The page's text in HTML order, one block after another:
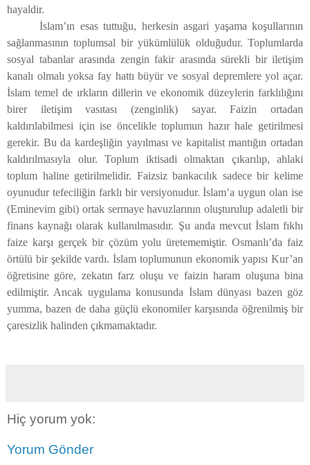
hayaldir.
İslam’ın esas tuttuğu, herkesin asgari yaşama koşullarının
sağlanmasının toplumsal bir yükümlülük olduğudur. Toplumlarda
sosyal tabanlar arasında zengin fakir arasında sürekli bir iletişim
kanalı olmalı yoksa fay hattı büyür ve sosyal depremlere yol açar.
İslam temel de ırkların dillerin ve ekonomik düzeylerin farklılığını
birer iletişim vasıtası (zenginlik) sayar. Faizin ortadan
kaldırılabilmesi için ise öncelikle toplumun hazır hale getirilmesi
gerekir. Bu da kardeşliğin yayılması ve kapitalist mantığın ortadan
kaldırılmasıyla olur. Toplum iktisadi olmaktan çıkarılıp, ahlaki
toplum haline getirilmelidir. Faizsiz bankacılık sadece bir kelime
oyunudur tefeciliğin farklı bir versiyonudur. İslam’a uygun olan ise
(Eminevim gibi) ortak sermaye havuzlarının oluşturulup adaletli bir
finans kaynağı olarak kullanılmasıdır. Şu anda mevcut İslam fıkhı
faize karşı gerçek bir çözüm yolu üretememiştir. Osmanlı’da faiz
örtülü bir şekilde vardı. İslam toplumunun ekonomik yapısı Kur’an
öğretisine göre, zekatın farz oluşu ve faizin haram oluşuna bina
edilmiştir. Ancak uygulama konusunda İslam dünyası bazen göz
yumma, bazen de daha güçlü ekonomiler karşısında öğrenilmiş bir
çaresizlik halinden çıkmamaktadır.
Hiç yorum yok:
Yorum Gönder